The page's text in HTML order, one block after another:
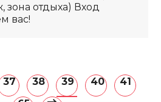
зона отдыха) Вход
вас!
37 38 39 40 41